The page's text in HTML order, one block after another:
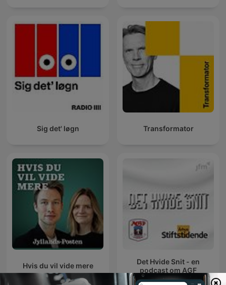
Sig det' løgn Transformator
Hvis du vil vide mere
Det Hvide Snit - en
podcast om AGF